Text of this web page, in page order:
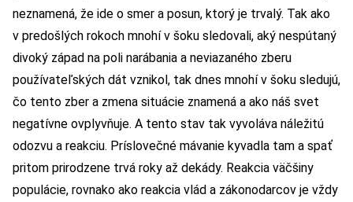
neznamená, že ide o smer a posun, ktorý je trvalý. Tak ako
v predošlých rokoch mnohí v šoku sledovali, aký nespútaný
divoký západ na poli narábania a neviazaného zberu
používateľských dát vznikol, tak dnes mnohí v šoku sledujú,
čo tento zber a zmena situácie znamená a ako náš svet
negatívne ovplyvňuje. A tento stav tak vyvoláva náležitú
odozvu a reakciu. Príslovečné mávanie kyvadla tam a spať
pritom prirodzene trvá roky až dekády. Reakcia väčšiny
populácie, rovnako ako reakcia vlád a zákonodarcov je vždy